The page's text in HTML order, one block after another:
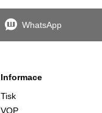
WhatsApp
Informace
Tisk
VOP